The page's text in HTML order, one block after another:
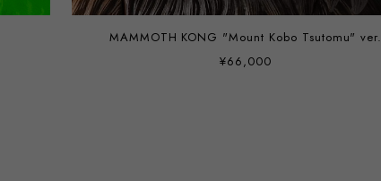
MAMMOTH KONG "Mount Kobo Tsutomu" ver.
¥66,000